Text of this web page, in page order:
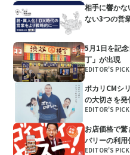
相手に響か
ない3つの営
5月1日を記
丁」が出現
EDITOR'S
ポカリCMシ
の大切さを発
EDITOR'S
お店価格で
バリーの利用
EDITOR'S